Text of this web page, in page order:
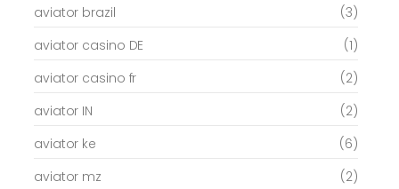
aviator brazil
(3)
aviator casino DE
(1)
aviator casino fr
(2)
aviator IN
(2)
aviator ke
(6)
aviator mz
(2)